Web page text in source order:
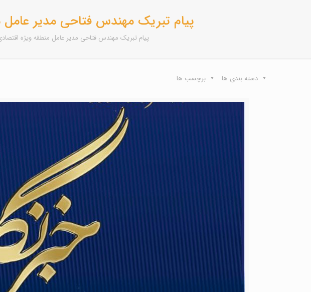
پیام تبریک مهندس فتاحی مدیر عامل
پیام تبریک مهندس فتاحی مدیر عامل منطقه ویژه
دسته بندی ها برچسب ها